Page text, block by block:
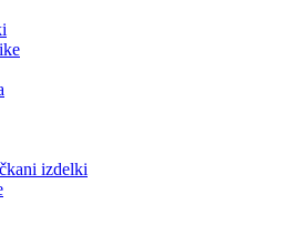
izdelki